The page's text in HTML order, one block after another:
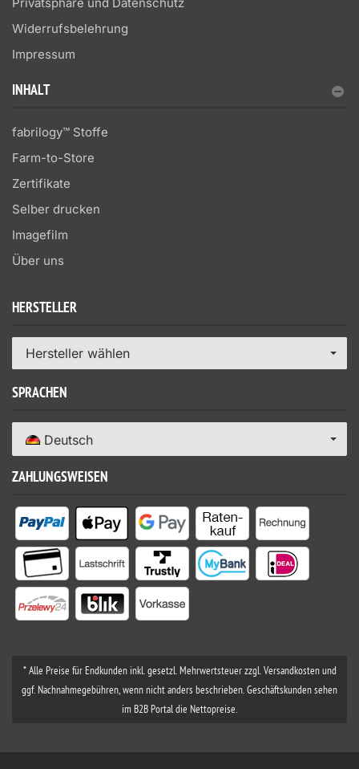
Widerrufsbelehrung
Impressum
INHALT
fabrilogy™ Stoffe
Farm-to-Store
Zertifikate
Selber drucken
Imagefilm
Über uns
HERSTELLER
Hersteller wählen
SPRACHEN
Deutsch
ZAHLUNGSWEISEN
* Alle Preise für Endkunden inkl. gesetzl. Mehrwertsteuer zzgl. Versandkosten und
ggf. Nachnahmegebühren, wenn nicht anders beschrieben. Geschäftskunden sehen
im B2B Portal die Nettopreise.